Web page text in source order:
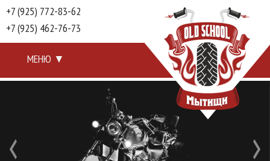
+7 (925) 772-83-62
+7 (925) 462-76-73
МЕНЮ ▼